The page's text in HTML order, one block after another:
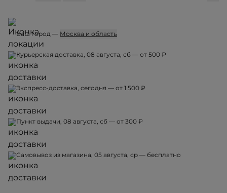
Ваш город — Москва и область
Курьерская доставка, 08 августа, сб — от 500 ₽
Экспресс-доставка, сегодня — от 1 500 ₽
Пункт выдачи, 08 августа, сб — от 300 ₽
Самовывоз из магазина, 05 августа, ср — бесплатно